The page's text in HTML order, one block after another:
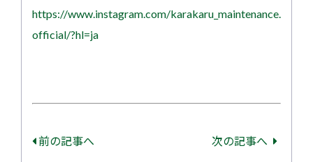
https://www.instagram.com/karakaru_maintenance.
official/?hl=ja
前の記事へ 次の記事へ